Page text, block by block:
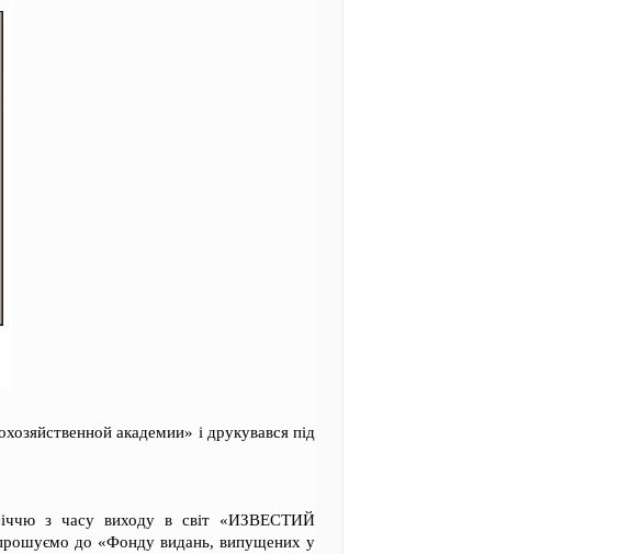
академии» і друкувався під
з часу виходу в світ «ИЗВЕСТИЙ
до «Фонду видань, випущених у